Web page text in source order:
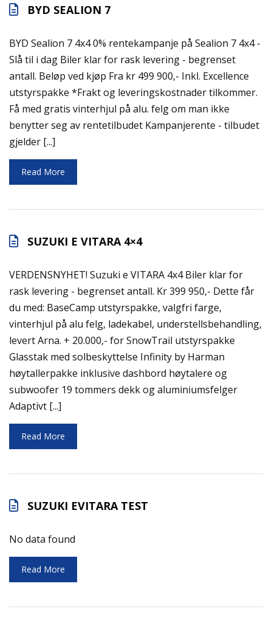
BYD SEALION 7
BYD Sealion 7 4x4 0% rentekampanje på Sealion 7 4x4 -
Slå til i dag Biler klar for rask levering - begrenset
antall. Beløp ved kjøp Fra kr 499 900,- Inkl. Excellence
utstyrspakke *Frakt og leveringskostnader tilkommer.
Få med gratis vinterhjul på alu. felg om man ikke
benytter seg av rentetilbudet Kampanjerente - tilbudet
gjelder [...]
Read More
SUZUKI E VITARA 4×4
VERDENSNYHET! Suzuki e VITARA 4x4 Biler klar for
rask levering - begrenset antall. Kr 399 950,- Dette får
du med: BaseCamp utstyrspakke, valgfri farge,
vinterhjul på alu felg, ladekabel, understellsbehandling,
levert Arna. + 20.000,- for SnowTrail utstyrspakke
Glasstak med solbeskyttelse Infinity by Harman
høytallerpakke inklusive dashbord høytalere og
subwoofer 19 tommers dekk og aluminiumsfelger
Adaptivt [...]
Read More
SUZUKI EVITARA TEST
No data found
Read More